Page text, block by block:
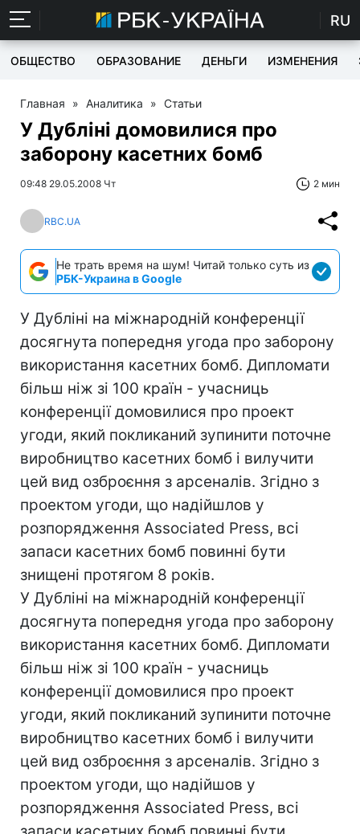
RU
ОБЩЕСТВО ОБРАЗОВАНИЕ ДЕНЬГИ ИЗМЕНЕНИЯ
Главная » Аналитика » Статьи
У Дубліні домовилися про
заборону касетних бомб
09:48 29.05.2008 Чт 2 мин
RBC.UA
Не трать время на шум! Читай только суть из
РБК-Украина в Google
У Дубліні на міжнародній конференції
досягнута попередня угода про заборону
використання касетних бомб. Дипломати
більш ніж зі 100 країн - учасниць
конференції домовилися про проект
угоди, який покликаний зупинити поточне
виробництво касетних бомб і вилучити
цей вид озброєння з арсеналів. Згідно з
проектом угоди, що надійшлов у
розпорядження Associated Press, всі
запаси касетних бомб повинні бути
знищені протягом 8 років.
У Дубліні на міжнародній конференції
досягнута попередня угода про заборону
використання касетних бомб. Дипломати
більш ніж зі 100 країн - учасниць
конференції домовилися про проект
угоди, який покликаний зупинити поточне
виробництво касетних бомб і вилучити
цей вид озброєння з арсеналів. Згідно з
проектом угоди, що надійшов у
розпорядження Associated Press, всі